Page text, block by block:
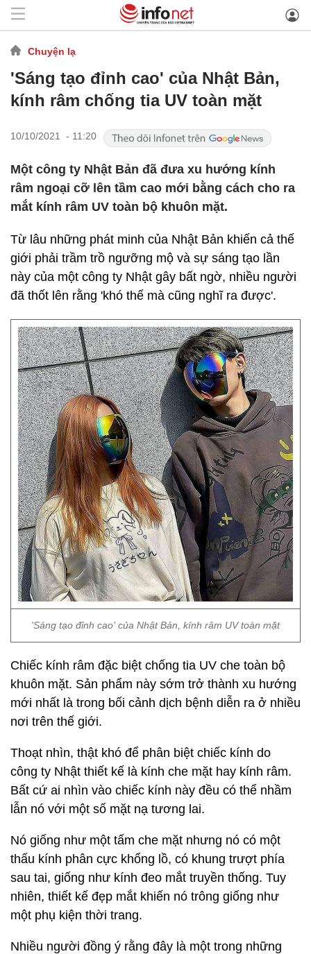
Chuyện lạ
'Sáng tạo đỉnh cao' của Nhật Bản,
kính râm chống tia UV toàn mặt
10/10/2021 - 11:20
Một công ty Nhật Bản đã đưa xu hướng kính
râm ngoại cỡ lên tầm cao mới bằng cách cho ra
mắt kính râm UV toàn bộ khuôn mặt.
Từ lâu những phát minh của Nhật Bản khiến cả thế
giới phải trầm trồ ngưỡng mộ và sự sáng tạo lần
này của một công ty Nhật gây bất ngờ, nhiều người
đã thốt lên rằng 'khó thế mà cũng nghĩ ra được'.
'Sáng tạo đỉnh cao' của Nhật Bản, kính râm UV toàn mặt
Chiếc kính râm đặc biệt chống tia UV che toàn bộ
khuôn mặt. Sản phẩm này sớm trở thành xu hướng
mới nhất là trong bối cảnh dịch bệnh diễn ra ở nhiều
nơi trên thế giới.
Thoạt nhìn, thật khó để phân biệt chiếc kính do
công ty Nhật thiết kế là kính che mặt hay kính râm.
Bất cứ ai nhìn vào chiếc kính này đều có thể nhầm
lẫn nó với một số mặt nạ tương lai.
Nó giống như một tấm che mặt nhưng nó có một
thấu kính phân cực khổng lồ, có khung trượt phía
sau tai, giống như kính đeo mắt truyền thống. Tuy
nhiên, thiết kế đẹp mắt khiến nó trông giống như
một phụ kiện thời trang.
Nhiều người đồng ý rằng đây là một trong những